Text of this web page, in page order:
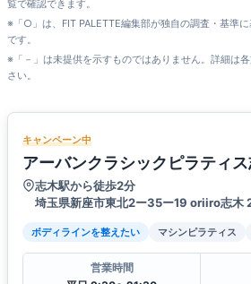
覧で確認できます。
※「○」は、FIT PALETTE編集部が独自の調査・基準
です。
※「－」は未提供を示すものではありません。詳細は
さい。
キャンペーン中
アーバンクラシックピラティ
志木駅から徒歩2分
埼玉県新座市東北2ー35ー19 oriiro志木
ボディラインを整えたい マシンピラティス
営業時間